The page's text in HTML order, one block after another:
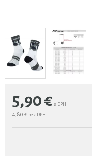
5,90€ s DPH
4,80 € bez DPH